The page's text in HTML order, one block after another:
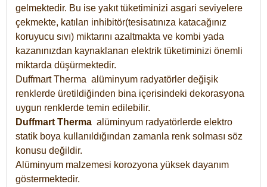
gelmektedir. Bu ise yakıt tüketiminizi asgari seviyelere
çekmekte, katılan inhibitör(tesisatınıza katacağınız
koruyucu sıvı) miktarını azaltmakta ve kombi yada
kazanınızdan kaynaklanan elektrik tüketiminizi önemli
miktarda düşürmektedir.
Duffmart Therma alüminyum radyatörler değişik
renklerde üretildiğinden bina içerisindeki dekorasyona
uygun renklerde temin edilebilir.
Duffmart Therma alüminyum radyatörlerde elektro
statik boya kullanıldığından zamanla renk solması söz
konusu değildir.
Alüminyum malzemesi korozyona yüksek dayanım
göstermektedir.